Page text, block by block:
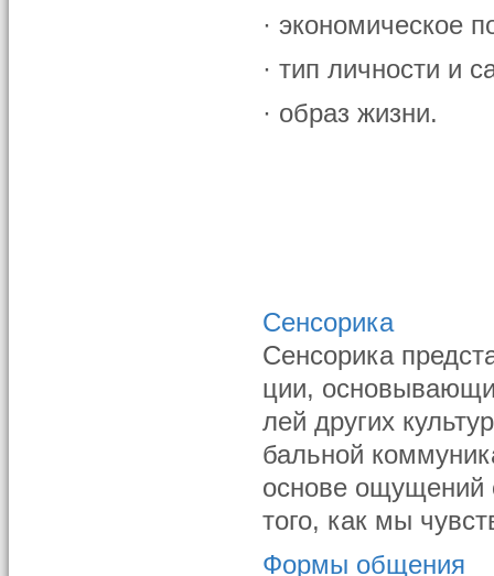
· экономическое
· тип личности и
· образ жизни.
Сенсорика
Сенсорика
ции,
лей других
бальной
основе ощущений
того, как мы
Формы общения